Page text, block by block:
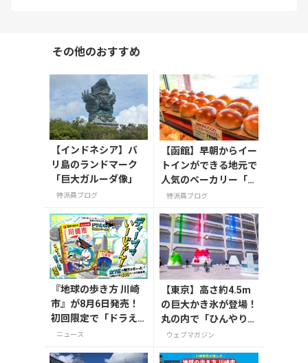
その他のおすすめ
【インドネシア】バ
リ島のランドマーク
「巨大ガルーダ像」
特派員ブログ
【函館】早朝からイー
トインができる地元で
人気のベーカリー「キ
ングベーク本店」
特派員ブログ
『地球の歩き方 川崎
市』が8月6日発売！
初回限定で「ドラえ
もん」描き下ろし特
ニュース
【東京】高さ約4.5m
の巨大かき氷が登場！
丸の内で「ひんやりＫ
ＩＴＴＥ」が8月7日
ウェブマガジン